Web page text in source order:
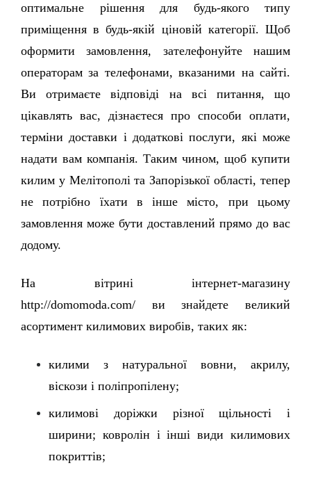
оптимальне рішення для будь-якого типу
приміщення в будь-якій ціновій категорії. Щоб
оформити замовлення, зателефонуйте нашим
операторам за телефонами, вказаними на сайті.
Ви отримаєте відповіді на всі питання, що
цікавлять вас, дізнаєтеся про способи оплати,
терміни доставки і додаткові послуги, які може
надати вам компанія. Таким чином, щоб купити
килим у Мелітополі та Запорізької області, тепер
не потрібно їхати в інше місто, при цьому
замовлення може бути доставлений прямо до вас
додому.
На вітрині інтернет-магазину
http://domomoda.com/ ви знайдете великий
асортимент килимових виробів, таких як:
килими з натуральної вовни, акрилу,
віскози і поліпропілену;
килимові доріжки різної щільності і
ширини; ковролін і інші види килимових
покриттів;